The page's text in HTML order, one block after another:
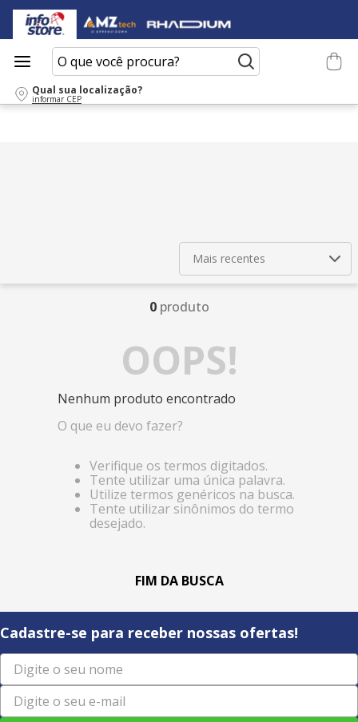
O que você procura?
Qual sua localização?
informar CEP
Mais recentes
0 produto
OOPS!
Nenhum produto encontrado
O que eu devo fazer?
Verifique os termos digitados.
Tente utilizar uma única palavra.
Utilize termos genéricos na busca.
Tente utilizar sinônimos do termo
desejado.
Cadastre-se para receber nossas ofertas!